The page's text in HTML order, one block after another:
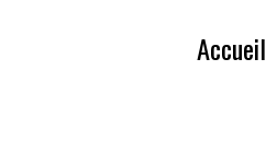
Accueil